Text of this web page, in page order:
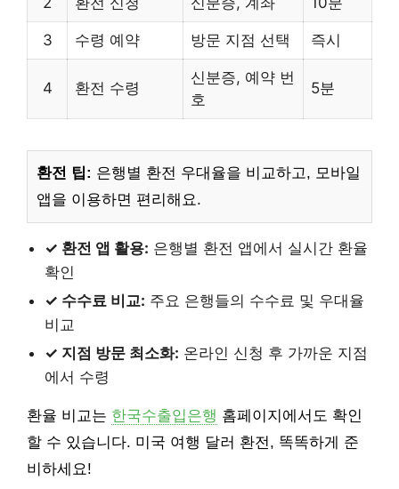
3 수령 예약 방문 지점 선택 즉시
4 환전 수령
신분증, 예약 번
호
5분
환전 팁: 은행별 환전 우대율을 비교하고, 모바일
앱을 이용하면 편리해요.
✓ 환전 앱 활용: 은행별 환전 앱에서 실시간 환율
확인
✓ 수수료 비교: 주요 은행들의 수수료 및 우대율
비교
✓ 지점 방문 최소화: 온라인 신청 후 가까운 지점
에서 수령
환율 비교는 한국수출입은행 홈페이지에서도 확인
할 수 있습니다. 미국 여행 달러 환전, 똑똑하게 준
비하세요!